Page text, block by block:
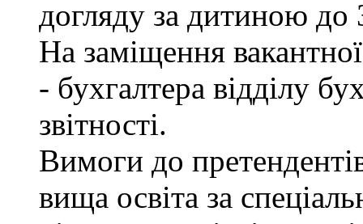
догляду за дитиною до
На заміщення вакантної
- бухгалтера відділу
звітності.
Вимоги до
вища освіта за